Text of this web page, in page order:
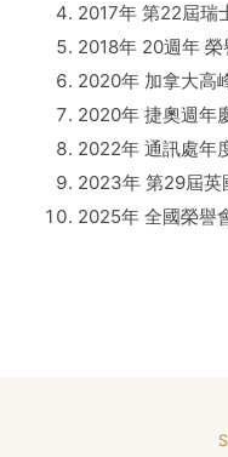
2017年 第22屆瑞
2018年 20週年 榮
2020年 加拿大高
2020年 捷奧週年
2022年 通訊處年
2023年 第29屆英
2025年 全國榮譽